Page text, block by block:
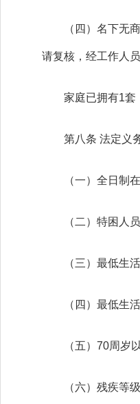
（四）名下无商
请复核，经工作人
家庭已拥有1套（
第八条 法定义务
（一）全日制在
（二）特困人员
（三）最低生活
（四）最低生活
（五）70周岁以
（六）残疾等级